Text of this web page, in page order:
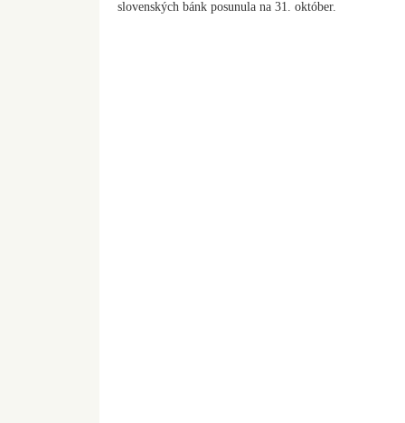
slovenských bánk posunula na 31. október.